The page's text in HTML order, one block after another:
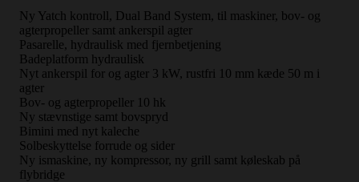
Ny Yatch kontroll, Dual Band System, til maskiner, bov- og
agterpropeller samt ankerspil agter
Pasarelle, hydraulisk med fjernbetjening
Badeplatform hydraulisk
Nyt ankerspil for og agter 3 kW, rustfri 10 mm kæde 50 m i
agter
Bov- og agterpropeller 10 hk
Ny stævnstige samt bovspryd
Bimini med nyt kaleche
Solbeskyttelse forrude og sider
Ny ismaskine, ny kompressor, ny grill samt køleskab på
flybridge